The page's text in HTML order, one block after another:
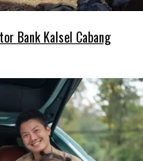
Bank Kalsel Cabang